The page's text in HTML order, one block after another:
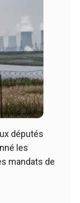
députés
les
mandats de